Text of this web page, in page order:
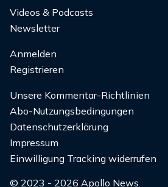
Videos & Podcasts
Newsletter
Anmelden
Registrieren
Unsere Kommentar-Richtlinien
Abo-Nutzungsbedingungen
Datenschutzerklärung
Impressum
Einwilligung Tracking widerrufen
© 2023 - 2026 Apollo News